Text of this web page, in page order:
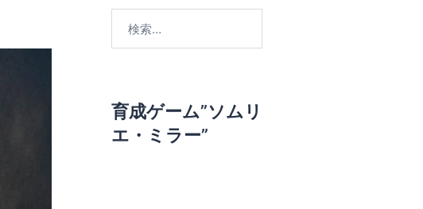
育成ゲーム”ソムリ
エ・ミラー”